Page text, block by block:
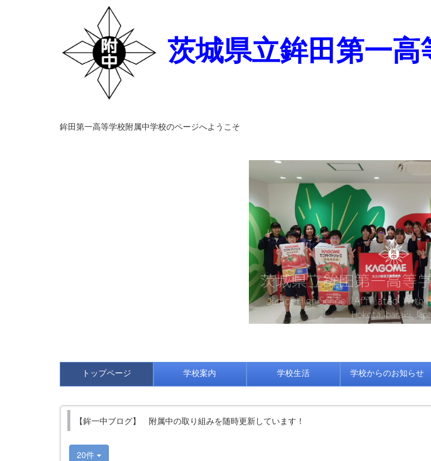
茨城県立鉾田第一
鉾田第一高等学校附属中学校のページへようこそ
トップページ 学校案内 学校生活 学校からのお知らせ
【鉾一中ブログ】 附属中の取り組みを随時更新しています！
20件